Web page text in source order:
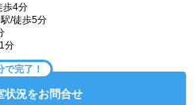
歩4分
/徒歩5分
分
で完了！
状況をお問合せ